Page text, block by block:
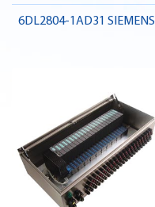
6DL2804-1AD31 SIEMENS